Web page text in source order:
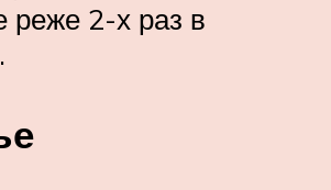
реже 2-х раз в